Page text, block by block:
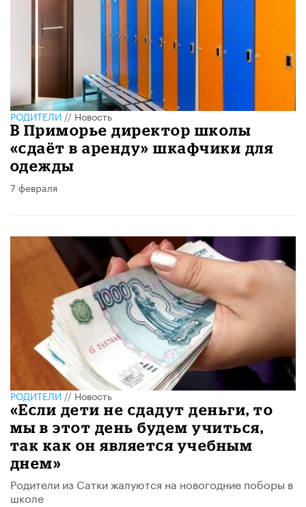
РОДИТЕЛИ//Новость
В Приморье директор школы
«сдаёт в аренду» шкафчики для
одежды
7 февраля
РОДИТЕЛИ//Новость
«Если дети не сдадут деньги, то
мы в этот день будем учиться,
так как он является учебным
днем»
Родители из Сатки жалуются на новогодние поборы в
школе